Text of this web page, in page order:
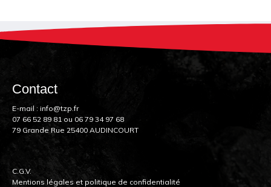
Contact
E-mail : info@tzp.fr
07 66 52 89 81 ou 06 79 34 97 68
79 Grande Rue 25400 AUDINCOURT
C.G.V.
Mentions légales et politique de confidentialité